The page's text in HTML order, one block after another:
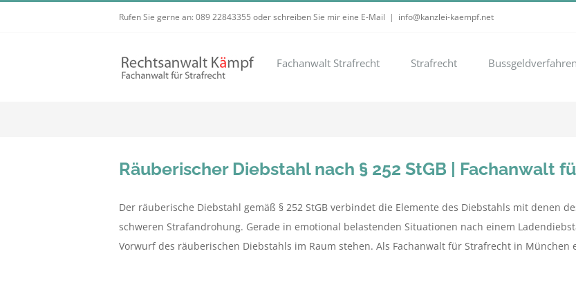
Rufen Sie gerne an: 089 22843355 oder schreiben Sie mir eine E-Mail | info@kanzlei-kaempf.net
Fachanwalt Strafrecht Strafrecht Bussgeldverfahren
Räuberischer Diebstahl nach § 252 StGB | Fachanwalt
Der räuberische Diebstahl gemäß § 252 StGB verbindet die Elemente des Diebstahls mit denen
schweren Strafandrohung. Gerade in emotional belastenden Situationen nach einem
Vorwurf des räuberischen Diebstahls im Raum stehen. Als Fachanwalt für Strafrecht in München